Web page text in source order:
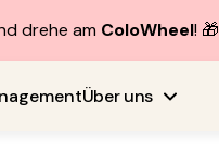
drehe am ColoWheel! 🎁
Über uns